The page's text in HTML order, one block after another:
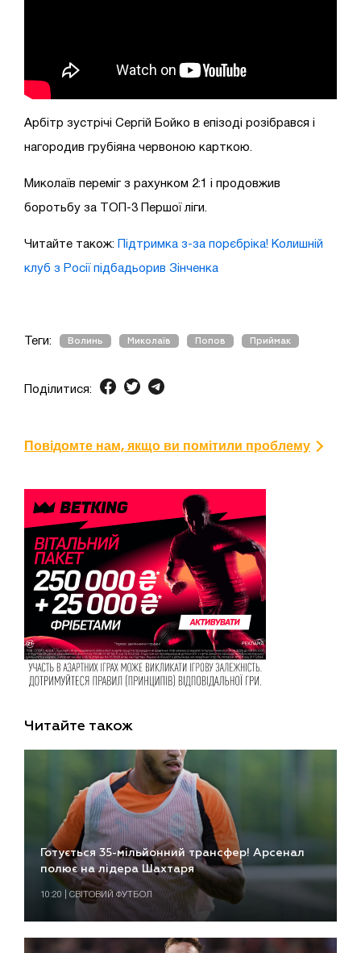
Арбітр зустрічі Сергій Бойко в епізоді розібрався і
нагородив грубіяна червоною карткою.
Миколаїв переміг з рахунком 2:1 і продовжив
боротьбу за ТОП-3 Першої ліги.
Читайте також: Підтримка з-за порєбріка! Колишній
клуб з Росії підбадьорив Зінченка
Теги: Волинь Миколаїв Попов Приймак
Поділитися:
Повідомте нам, якщо ви помітили проблему
Читайте також
Готується 35-мільйонний трансфер! Арсенал
полює на лідера Шахтаря
10:20 | СВІТОВИЙ ФУТБОЛ